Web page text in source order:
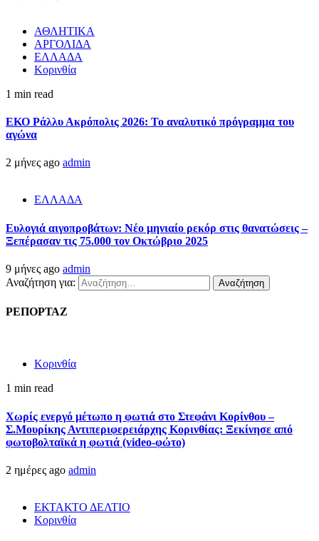
ΑΘΛΗΤΙΚΑ
ΑΡΓΟΛΙΔΑ
ΕΛΛΑΔΑ
Κορινθία
1 min read
ΕΚΟ Ράλλυ Ακρόπολις 2026: Το αναλυτικό πρόγραμμα του
αγώνα
2 μήνες ago admin
ΕΛΛΑΔΑ
Ευλογιά αιγοπροβάτων: Νέο μηνιαίο ρεκόρ στις θανατώσεις –
Ξεπέρασαν τις 75.000 τον Οκτώβριο 2025
9 μήνες ago admin
Αναζήτηση για:
ΡΕΠΟΡΤΑΖ
Κορινθία
1 min read
Χωρίς ενεργό μέτωπο η φωτιά στο Στεφάνι Κορίνθου –
Σ.Μουρίκης Αντιπεριφερειάρχης Κορινθίας: Ξεκίνησε από
φωτοβολταϊκά η φωτιά (video-φώτο)
2 ημέρες ago admin
ΕΚΤΑΚΤΟ ΔΕΛΤΙΟ
Κορινθία